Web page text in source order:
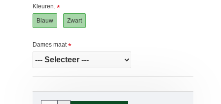
Kleuren.
Blauw Zwart
Dames maat